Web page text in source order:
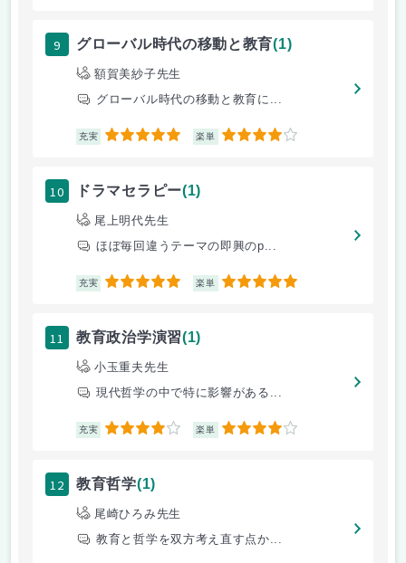
9 グローバル時代の移動と教育(1)
額賀美紗子先生
グローバル時代の移動と教育に...
充実 5 楽単 4
10 ドラマセラピー(1)
尾上明代先生
ほぼ毎回違うテーマの即興のp...
充実 5 楽単 5
11 教育政治学演習(1)
小玉重夫先生
現代哲学の中で特に影響がある...
充実 4 楽単 4
12 教育哲学(1)
尾崎ひろみ先生
教育と哲学を双方考え直す点か...